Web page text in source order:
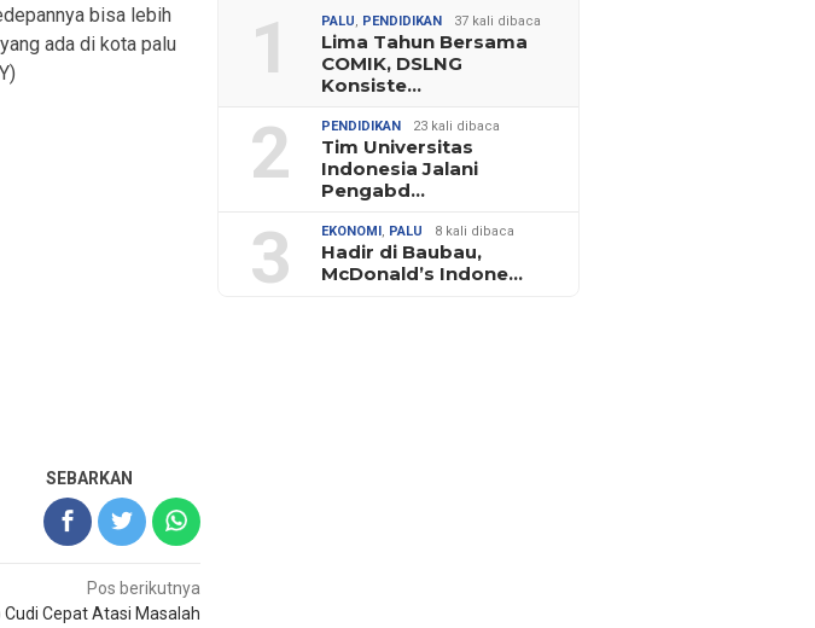
bisa lebih
ada di kota palu
SEBARKAN
Pos berikutnya
Cudi Cepat Atasi Masalah
1 PALU, PENDIDIKAN 37 kali dibaca
Lima Tahun Bersama
COMIK, DSLNG
Konsiste…
2 PENDIDIKAN 23 kali dibaca
Tim Universitas
Indonesia Jalani
Pengabd…
3 EKONOMI , PALU 8 kali dibaca
Hadir di Baubau,
McDonald’s Indone…